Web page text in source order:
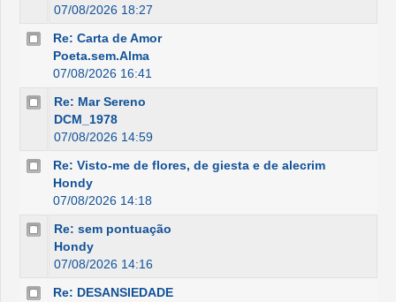
07/08/2026 18:27
Re: Carta de Amor
Poeta.sem.Alma
07/08/2026 16:41
Re: Mar Sereno
DCM_1978
07/08/2026 14:59
Re: Visto-me de flores, de giesta e de alecrim
Hondy
07/08/2026 14:18
Re: sem pontuação
Hondy
07/08/2026 14:16
Re: DESANSIEDADE